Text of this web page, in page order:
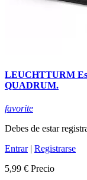
LEUCHTTURM
QUADRUM.
favorite
Debes de estar
Entrar| Registrarse
5,99 € Precio